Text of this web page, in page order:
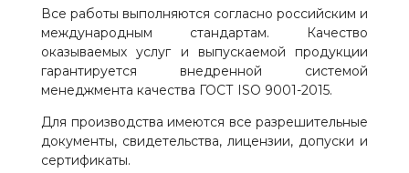
Все работы выполняются согласно российским и
международным стандартам. Качество
оказываемых услуг и выпускаемой продукции
гарантируется внедренной системой
менеджмента качества ГОСТ ISO 9001-2015.
Для производства имеются все разрешительные
документы, свидетельства, лицензии, допуски и
сертификаты.